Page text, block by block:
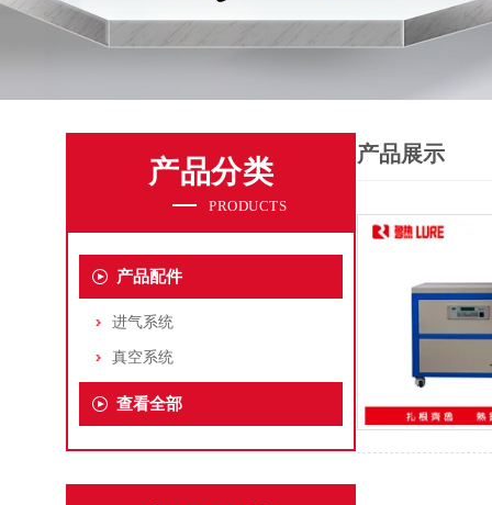
产品分类
PRODUCTS
产品配件
进气系统
真空系统
查看全部
产品展示